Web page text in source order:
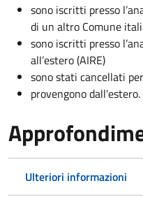
sono iscritti presso
di un altro Comune
sono iscritti presso
all’estero (AIRE)
sono stati cancellati
provengono dall'estero.
Ulteriori informazioni